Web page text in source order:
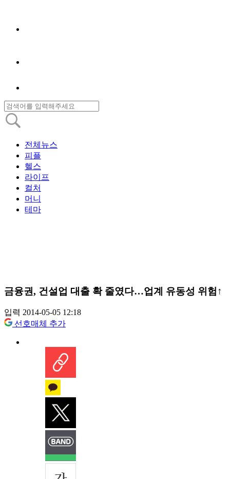
전체뉴스
피플
헬스
라이프
컬처
머니
테마
금융권, 건설업 대출 확 줄였다…업계 유동성 위험↑
입력 2014-05-05 12:18
선호매체 추가